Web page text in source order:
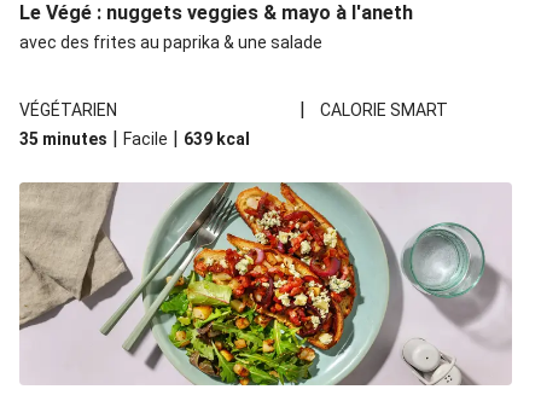
Le Végé : nuggets veggies & mayo à l'aneth
avec des frites au paprika & une salade
VÉGÉTARIEN |
CALORIE SMART
35 minutes | Facile | 639 kcal